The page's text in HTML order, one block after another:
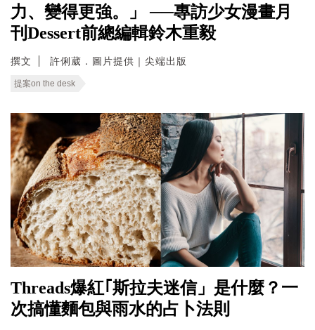
力、變得更強。」 ──專訪少女漫畫月
刊Dessert前總編輯鈴木重毅
撰文 許俐葳．圖片提供｜尖端出版
提案on the desk
Threads爆紅｢斯拉夫迷信」是什麼？一
次搞懂麵包與雨水的占卜法則